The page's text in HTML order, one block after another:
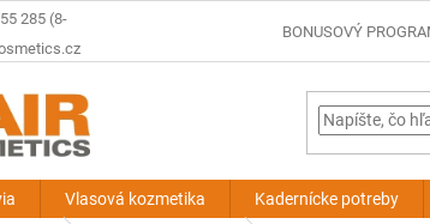
285 (8-
BONUSOVÝ
Vlasová kozmetika Kadernícke potreby